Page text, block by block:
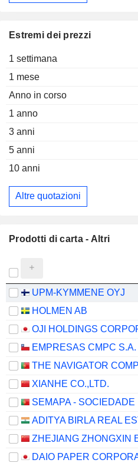
Estremi dei prezzi
1 settimana
1 mese
Anno in corso
1 anno
3 anni
5 anni
10 anni
Altre quotazioni
Prodotti di carta - Altri
UPM-KYMMENE OYJ
HOLMEN AB
EMPRESAS CMPC S.A.
XIANHE CO.,LTD.